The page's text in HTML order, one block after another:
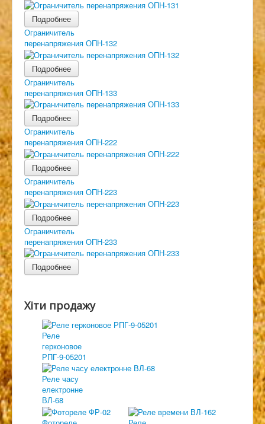
Подробнее
Ограничитель
перенапряжения ОПН-132
Подробнее
Ограничитель
перенапряжения ОПН-133
Подробнее
Ограничитель
перенапряжения ОПН-222
Подробнее
Ограничитель
перенапряжения ОПН-223
Подробнее
Ограничитель
перенапряжения ОПН-233
Подробнее
Хіти продажу
Реле
герконовое
РПГ-9-05201
Реле часу
електронне
ВЛ-68